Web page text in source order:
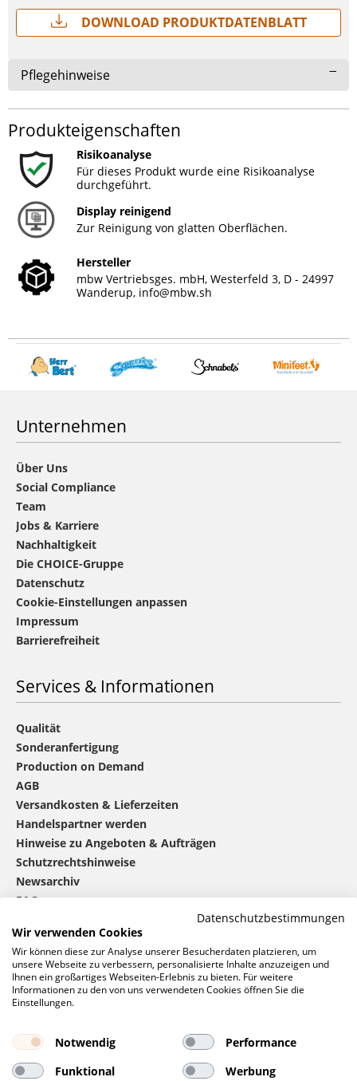
Download Produktdatenblatt
Pflegehinweise
Produkteigenschaften
Risikoanalyse
Für dieses Produkt wurde eine Risikoanalyse
durchgeführt.
Display reinigend
Zur Reinigung von glatten Oberflächen.
Hersteller
mbw Vertriebsges. mbH, Westerfeld 3, D - 24997
Wanderup, info@mbw.sh
Unternehmen
Über Uns
Social Compliance
Team
Jobs & Karriere
Nachhaltigkeit
Die CHOICE-Gruppe
Datenschutz
Cookie-Einstellungen anpassen
Impressum
Barrierefreiheit
Services & Informationen
Qualität
Sonderanfertigung
Production on Demand
AGB
Versandkosten & Lieferzeiten
Handelspartner werden
Hinweise zu Angeboten & Aufträgen
Schutzrechtshinweise
Newsarchiv
FAQ
mbw®kontaktieren
0 46 06 / 94 02 - 0
Rufen Sie uns an
Anfrage
Datenschutzbestimmungen
Wir verwenden Cookies
Wir können diese zur Analyse unserer Besucherdaten platzieren, um
unsere Webseite zu verbessern, personalisierte Inhalte anzuzeigen und
Ihnen ein großartiges Webseiten-Erlebnis zu bieten. Für weitere
Informationen zu den von uns verwendeten Cookies öffnen Sie die
Einstellungen.
Notwendig
Performance
Funktional
Werbung